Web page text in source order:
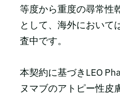
等度から重度の尋常性
として、海外において
査中です。
本契約に基づきLEO
ヌマブのアトピー性皮